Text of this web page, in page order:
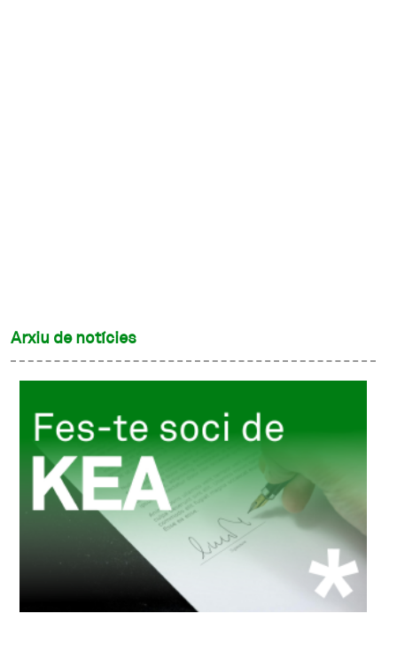
Arxiu de notícies